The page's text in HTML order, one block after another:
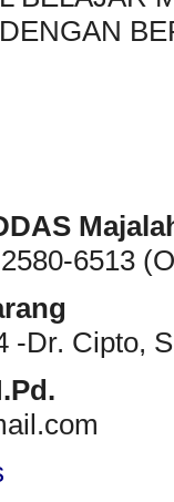
2580-6513
-Dr. Cipto,